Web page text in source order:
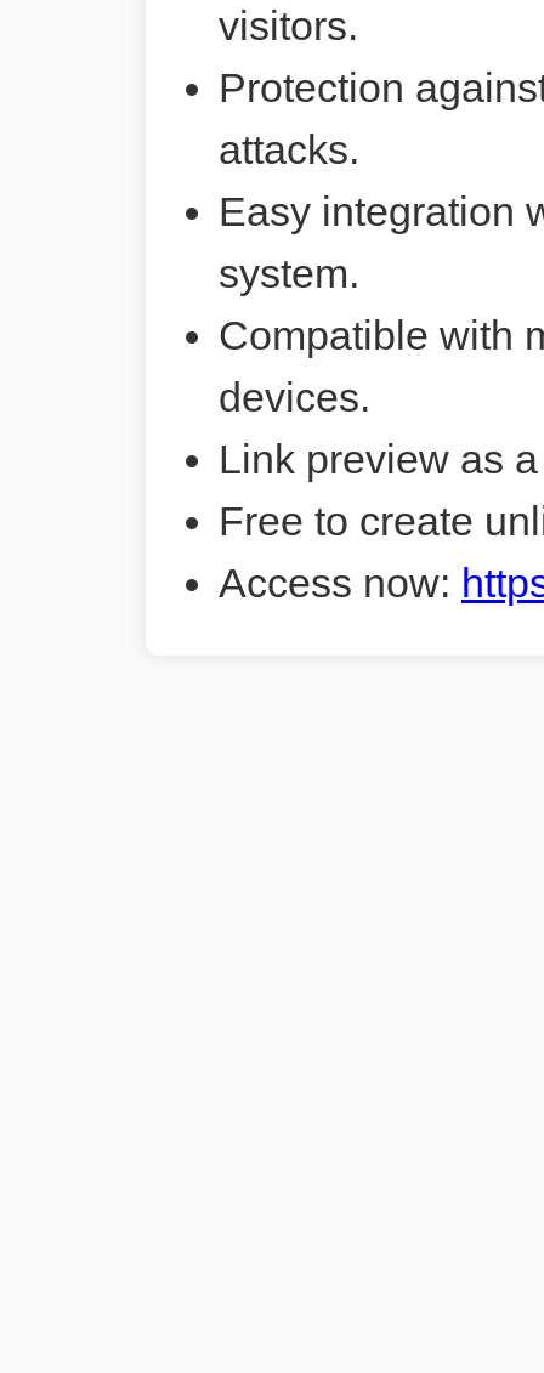
visitors.
Protection
attacks.
Easy integration
system.
Compatible with
devices.
Link preview as
Free to create
Access now: